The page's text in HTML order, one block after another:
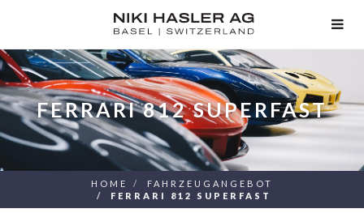
FERRARI 812 SUPERFAST
HOME
FAHRZEUGANGEBOT
FERRARI 812 SUPERFAST